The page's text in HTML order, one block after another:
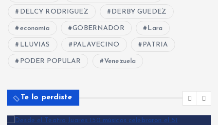
DELCY RODRIGUEZ DERBY GUEDEZ
economia GOBERNADOR Lara
LLUVIAS PALAVECINO PATRIA
PODER POPULAR Venezuela
Te lo perdiste